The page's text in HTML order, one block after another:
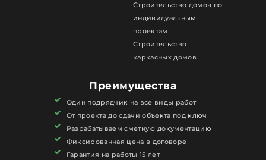
Строительство домов по
индивидуальным
проектам
Строительство
каркасных домов
Преимущества
Один подрядчик на все виды работ
От проекта до сдачи объекта под ключ
Разрабатываем сметную документацию
Фиксированная цена в договоре
Гарантия на работы 15 лет